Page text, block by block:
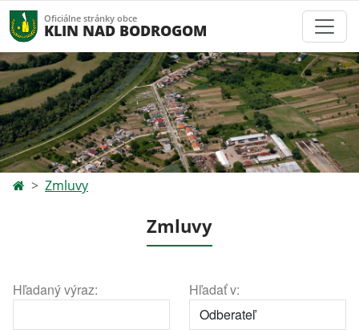
Oficiálne stránky obce
KLIN NAD BODROGOM
Zmluvy
Zmluvy
Hľadaný výraz: Hľadať v: